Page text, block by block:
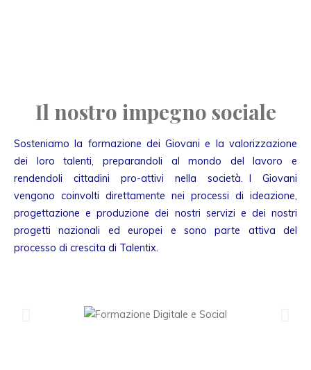
Il nostro impegno sociale
Sosteniamo la formazione dei Giovani e la valorizzazione
dei loro talenti, preparandoli al mondo del lavoro e
rendendoli cittadini pro-attivi nella società. I Giovani
vengono coinvolti direttamente nei processi di ideazione,
progettazione e produzione dei nostri servizi e dei nostri
progetti nazionali ed europei e sono parte attiva del
processo di crescita di Talentix.